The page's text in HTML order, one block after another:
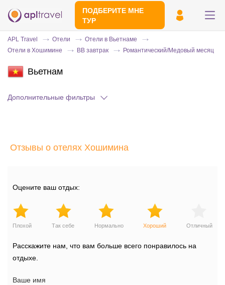
ПОДБЕРИТЕ МНЕ
ТУР
APL Travel Отели
Отели в Вьетнаме
Отели в Хошимине
BB завтрак Романтический/Медовый месяц
Вьетнам
Дополнительные фильтры
Отзывы о отелях Хошимина
Оцените ваш отдых:
Плохой Так себе Нормально Хороший Отличный
Расскажите нам, что вам больше всего понравилось на
отдыхе.
Ваше имя